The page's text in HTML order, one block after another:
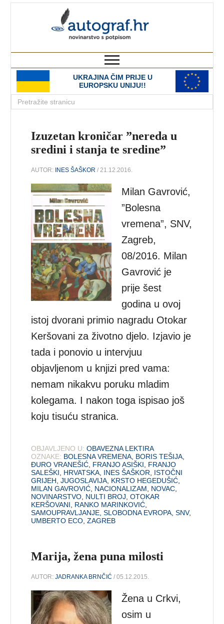
UKRAJINA ČIM PRIJE U
EUROPSKU UNIJU!!
Izuzetan kroničar ”nereda u
sredini i stanja te sredine”
AUTOR: INES ŠAŠKOR / 21.12.2016.
Milan Gavrović,
”Bolesna
vremena”, SNV,
Zagreb,
08/2016. Milan
Gavrović je
prije šest
godina u ovoj
istoj dvorani primio nagradu Otokar
Keršovani za životno djelo. Izjavio je
tada i ponovio u intervjuu
objavljenom u knjizi pred vama:
nemam nikakvu poruku mladim
kolegama. I nakon toga ispisao još
koju tisuću stranica.
OBJAVLJENO U: OBAVEZNA LEKTIRA
OZNAKE: BOLESNA VREMENA BORIS TEŠIJA
ĐURO VRANEŠIĆ FRANJO ASIŠKI
FRANJO
SALEŠKI
HRVATSKA INES ŠAŠKOR
ISTOČNI
GRIJEH ,JUGOSLAVIJA KRSTO HEGEDUŠIĆ
MILAN GAVROVIĆ NACIONALIZAM NOVAC
NOVINARSTVO NULTI BROJ ,OTOKAR
KERŠOVANI
RANKO MARINKOVIĆ
SAMOUPRAVLJANJE ,SLOBODNA EVROPA ,SNV,
UMBERTO ECO ,ZAGREB
Marija, žena puna milosti
AUTOR:JADRANKA BRNČIĆ / 05.12.2015.
Žena u Crkvi,
osim u